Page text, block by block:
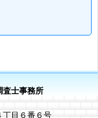
査士事務所
丁目６番６号